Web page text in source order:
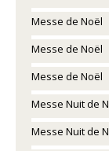
Messe de Noël
Messe de Noël
Messe de Noël
Messe Nuit de
Messe Nuit de